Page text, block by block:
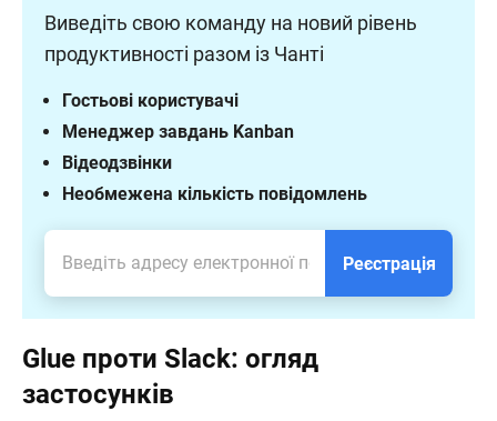
Виведіть свою команду на новий рівень
продуктивності разом із Чанті
Необмежена кількість повідомлень
Відеодзвінки
Менеджер завдань Kanban
Гостьові користувачі
Реєстрація
Glue проти Slack: огляд
застосунків